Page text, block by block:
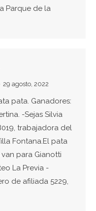
Parque de la
29 agosto, 2022
pata. Ganadores:
-Sejas Silvia
trabajadora del
Fontana.El pata
para Gianotti
La Previa -
de afiliada 5229,